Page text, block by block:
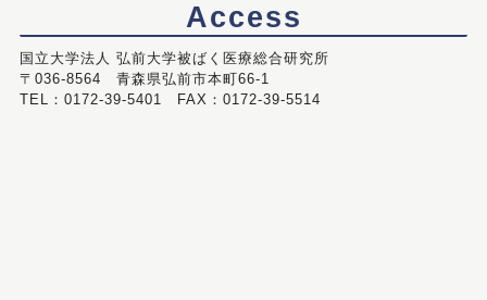
Access
国立大学法人 弘前大学被ばく医療総合研究所
〒036-8564 青森県弘前市本町66-1
TEL：0172-39-5401 FAX：0172-39-5514